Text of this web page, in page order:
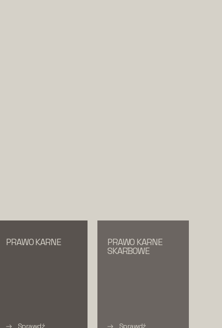
PRAWO KARNE
Sprawdź
PRAWO KARNE
SKARBOWE
Sprawdź